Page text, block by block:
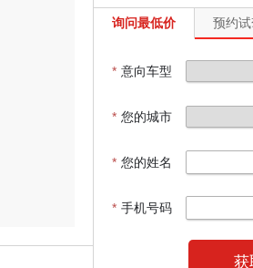
询问最低价 预约
* 意向车型
* 您的城市
* 您的姓名
* 手机号码
获